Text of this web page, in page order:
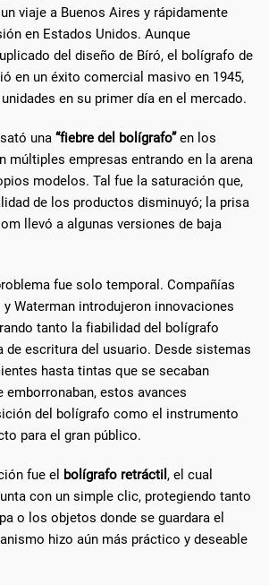
viaje a Buenos Aires y rápidamente
en Estados Unidos. Aunque
del diseño de Bíró, el bolígrafo de
en un éxito comercial masivo en 1945,
en su primer día en el mercado.
una “fiebre del bolígrafo”en los
múltiples empresas entrando en la arena
modelos. Tal fue la saturación que,
de los productos disminuyó; la prisa
llevó a algunas versiones de baja
fue solo temporal. Compañías
Waterman introdujeron innovaciones
tanto la fiabilidad del bolígrafo
de escritura del usuario. Desde sistemas
hasta tintas que se secaban
emborronaban, estos avances
del bolígrafo como el instrumento
para el gran público.
fue el bolígrafo retráctil , el cual
con un simple clic, protegiendo tanto
o los objetos donde se guardara el
hizo aún más práctico y deseable